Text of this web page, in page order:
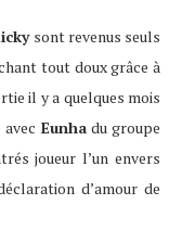
sont revenus seuls
tout doux grâce à
il y a quelques mois
Eunhadu groupe
joueur l’un envers
d’amour de